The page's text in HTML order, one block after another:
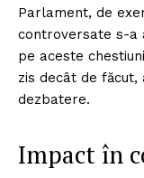
Parlament, de
controversate s-a
pe aceste
zis decât de
dezbatere.
Impact în